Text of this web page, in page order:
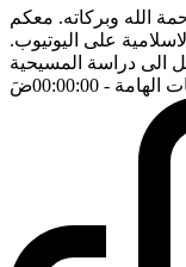
الله وبركاته. معكم
على اليوتيوب.
الى دراسة المسيحية
الهامة - 00:00:00 ضَ